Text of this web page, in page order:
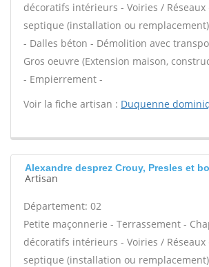
décoratifs intérieurs - Voiries / Réseaux
septique (installation ou
- Dalles béton - Démolition avec
Gros oeuvre (Extension maison,
- Empierrement -
Voir la fiche artisan : Duquenne
Alexandre desprez Crouy, Presles et
Artisan
Département: 02
Petite maçonnerie - Terrassement -
décoratifs intérieurs - Voiries / Réseaux
septique (installation ou